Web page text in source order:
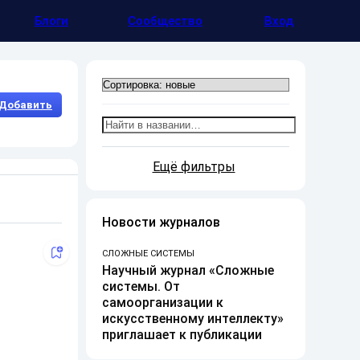
Блоги Сообщество Вход
Ещё фильтры
Новости журналов
СЛОЖНЫЕ СИСТЕМЫ
Научный журнал «Сложные
системы. От
самоорганизации к
искусственному интеллекту»
приглашает к публикации